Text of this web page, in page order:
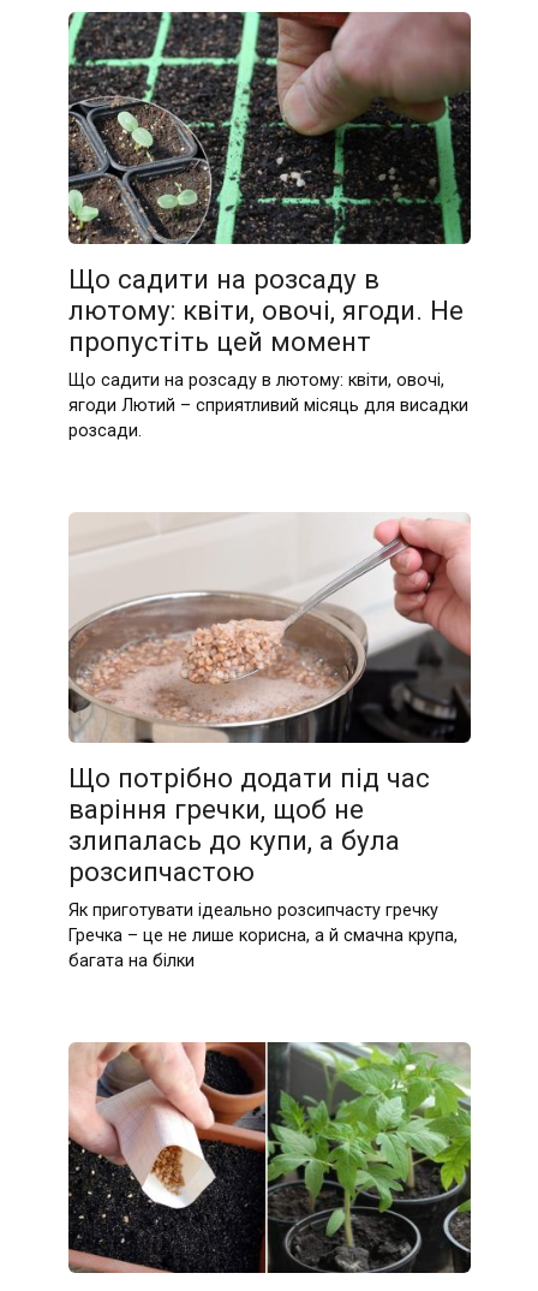
Що садити на розсаду в
лютому: квіти, овочі, ягоди. Не
пропустіть цей момент
Що садити на розсаду в лютому: квіти, овочі,
ягоди Лютий – сприятливий місяць для висадки
розсади.
Що потрібно додати під час
варіння гречки, щоб не
злипалась до купи, а була
розсипчастою
Як приготувати ідеально розсипчасту гречку
Гречка – це не лише корисна, а й смачна крупа,
багата на білки